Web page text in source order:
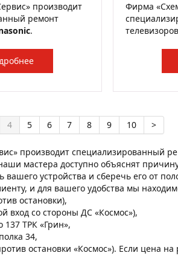
производит
ремонт
.
Фирма
4 5 6 7 8 9 10 >
производит специализированный
мастера доступно объяснят
вашего устройства и сберечь его от
и для вашего удобства мы
остановки),
вход со стороны ДС «Космос»),
137 ТРК «Грин»,
34,
остановки «Космос»). Если цена